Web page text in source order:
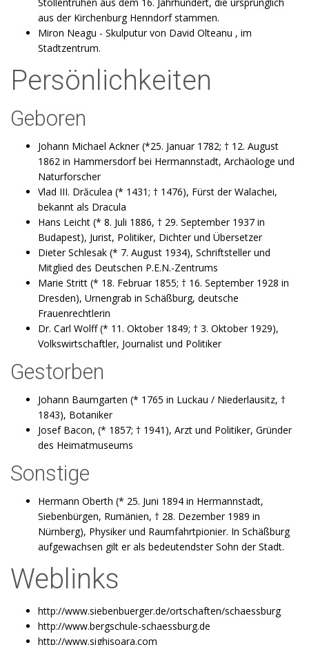
aus der Kirchenburg Henndorf stammen.
Miron Neagu - Skulputur von David Olteanu , im
Stadtzentrum.
Persönlichkeiten
Geboren
Johann Michael Ackner (*25. Januar 1782; † 12. August
1862 in Hammersdorf bei Hermannstadt, Archäologe und
Naturforscher
Vlad III. Drăculea (* 1431; † 1476), Fürst der Walachei,
bekannt als Dracula
Hans Leicht (* 8. Juli 1886, † 29. September 1937 in
Budapest), Jurist, Politiker, Dichter und Übersetzer
Dieter Schlesak (* 7. August 1934), Schriftsteller und
Mitglied des Deutschen P.E.N.-Zentrums
Marie Stritt (* 18. Februar 1855; † 16. September 1928 in
Dresden), Urnengrab in Schäßburg, deutsche
Frauenrechtlerin
Dr. Carl Wolff (* 11. Oktober 1849; † 3. Oktober 1929),
Volkswirtschaftler, Journalist und Politiker
Gestorben
Johann Baumgarten (* 1765 in Luckau / Niederlausitz, †
1843), Botaniker
Josef Bacon, (* 1857; † 1941), Arzt und Politiker, Gründer
des Heimatmuseums
Sonstige
Hermann Oberth (* 25. Juni 1894 in Hermannstadt,
Siebenbürgen, Rumänien, † 28. Dezember 1989 in
Nürnberg), Physiker und Raumfahrtpionier. In Schäßburg
aufgewachsen gilt er als bedeutendster Sohn der Stadt.
Weblinks
http://www.siebenbuerger.de/ortschaften/schaessburg
http://www.bergschule-schaessburg.de
http://www.sighisoara.com